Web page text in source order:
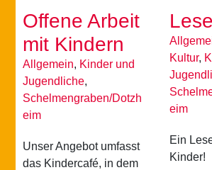
Offene Arbeit
mit Kindern
Allgemein, Kinder und
Jugendliche,
Schelmengraben/Dotzh
eim
Unser Angebot umfasst
das Kindercafé, in dem
Kultur,
eim
Ein
Kinder!